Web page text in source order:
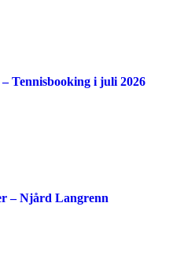
Tennisbooking i juli 2026
– Njård Langrenn